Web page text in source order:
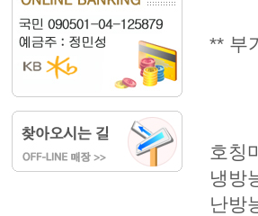
** 부
호칭
냉방
난방